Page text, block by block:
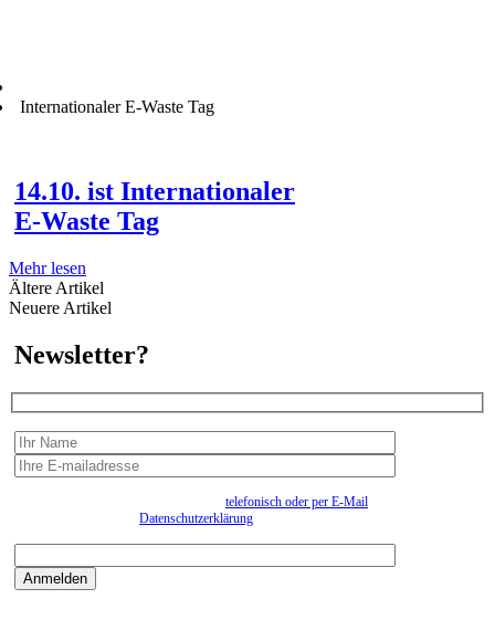
Internationaler E-Waste Tag
14.10. ist Internationaler
E-Waste Tag
Mehr lesen
Ältere Artikel
Neuere Artikel
Newsletter?
telefonisch oder per E-Mail
Datenschutzerklärung